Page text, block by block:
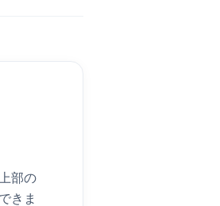
部の
きま